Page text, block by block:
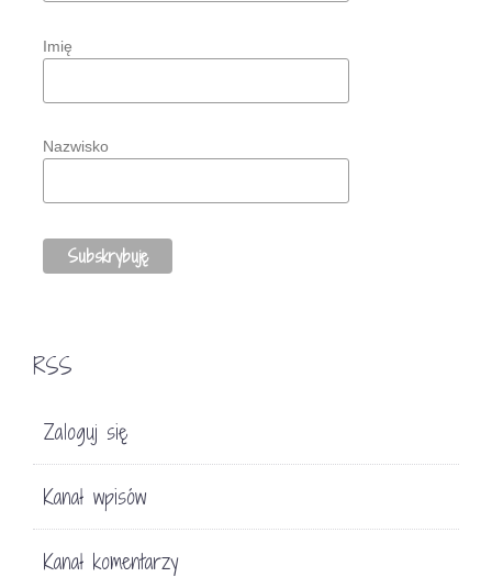
Imię
Nazwisko
RSS
Zaloguj się
Kanał wpisów
Kanał komentarzy